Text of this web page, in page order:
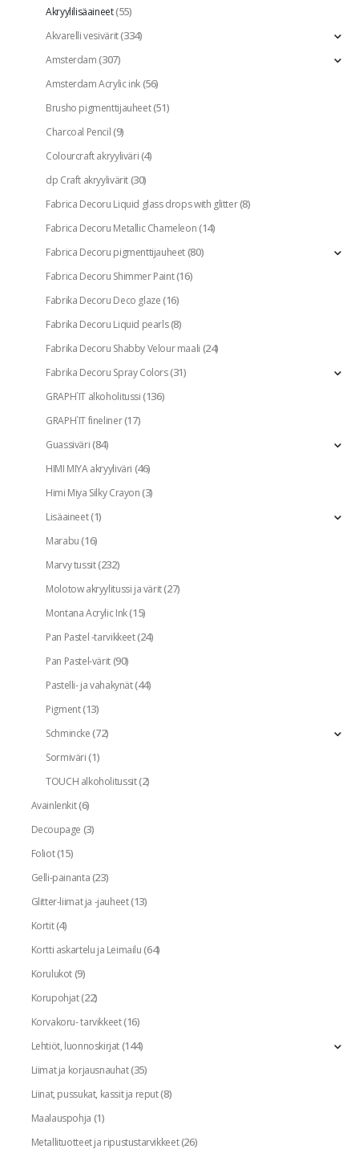
Akryylilisäaineet(55)
Akvarelli vesivärit(334)
Amsterdam(307)
Amsterdam Acrylic ink(56)
Brusho pigmenttijauheet(51)
Charcoal Pencil(9)
Colourcraft akryyliväri(4)
dp Craft akryylivärit(30)
Fabrica Decoru Liquid glass drops with glitter(8)
Fabrica Decoru Metallic Chameleon(14)
Fabrica Decoru pigmenttijauheet(80)
Fabrica Decoru Shimmer Paint(16)
Fabrika Decoru Deco glaze(16)
Fabrika Decoru Liquid pearls(8)
Fabrika Decoru Shabby Velour maali (24)
Fabrika Decoru Spray Colors(31)
GRAPH`IT alkoholitussi(136)
GRAPH`IT fineliner(17)
Guassiväri(84)
HIMI MIYA akryyliväri (46)
Himi Miya Silky Crayon(3)
Lisäaineet(1)
Marabu (16)
Marvy tussit(232)
Molotow akryylitussi ja värit(27)
Montana Acrylic Ink(15)
Pan Pastel -tarvikkeet(24)
Pan Pastel-värit(90)
Pastelli- ja vahakynät(44)
Pigment(13)
Schmincke(72)
Sormiväri(1)
TOUCH alkoholitussit(2)
Avainlenkit(6)
Decoupage (3)
Foliot(15)
Gelli-painanta(23)
Glitter-liimat ja -jauheet(13)
Kortit(4)
Kortti askartelu ja Leimailu(64)
Korulukot(9)
Korupohjat(22)
Korvakoru- tarvikkeet(16)
Lehtiöt, luonnoskirjat(144)
Liimat ja korjausnauhat(35)
Liinat, pussukat, kassit ja reput(8)
Maalauspohja (1)
Metallituotteet ja ripustustarvikkeet(26)